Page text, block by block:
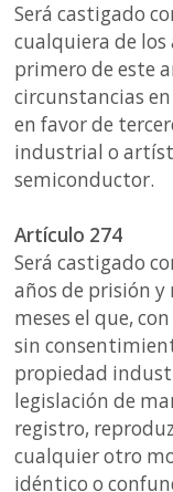
Será castigado
cualquiera de
primero de este
circunstancias
en favor de
industrial o
semiconductor.
Artículo 274
Será castigado
años de prisión
meses el que,
sin
propiedad
legislación de
registro,
cualquier otro
idéntico o